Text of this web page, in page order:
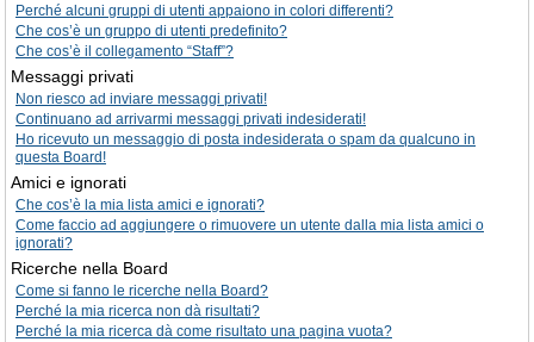
Perché alcuni gruppi di utenti appaiono in colori differenti?
Che cos’è un gruppo di utenti predefinito?
Che cos’è il collegamento “Staff”?
Messaggi privati
Non riesco ad inviare messaggi privati!
Continuano ad arrivarmi messaggi privati indesiderati!
Ho ricevuto un messaggio di posta indesiderata o spam da qualcuno in
questa Board!
Amici e ignorati
Che cos’è la mia lista amici e ignorati?
Come faccio ad aggiungere o rimuovere un utente dalla mia lista amici o
ignorati?
Ricerche nella Board
Come si fanno le ricerche nella Board?
Perché la mia ricerca non dà risultati?
Perché la mia ricerca dà come risultato una pagina vuota?